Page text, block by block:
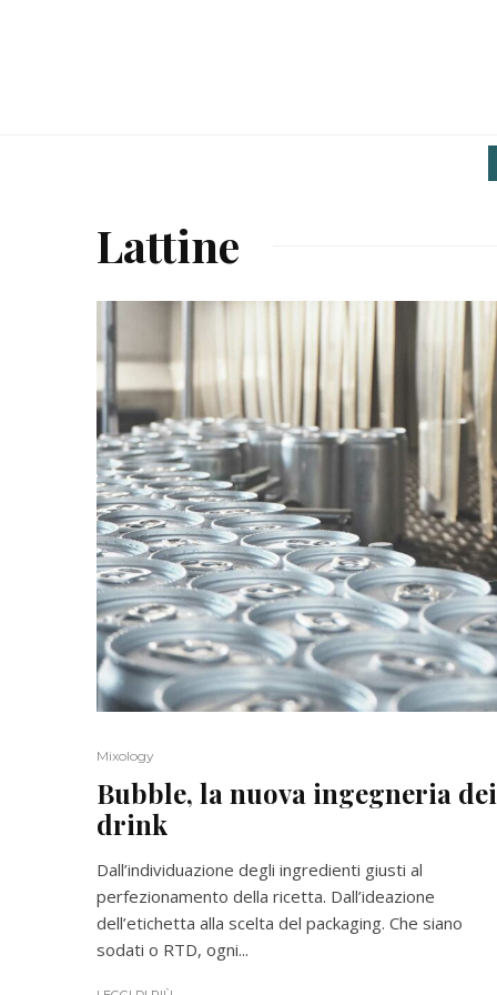
Lattine
Mixology
Bubble, la nuova ingegneria dei
drink
Dall’individuazione degli ingredienti giusti al
perfezionamento della ricetta. Dall’ideazione
dell’etichetta alla scelta del packaging. Che siano
sodati o RTD, ogni...